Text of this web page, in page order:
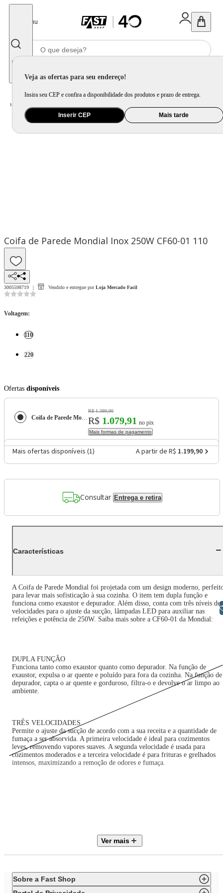
Menu
Veja as ofertas para seu endereço!
Insira seu CEP e confira a disponibilidade dos produtos e prazo de entrega.
Inserir CEP Mais tarde
Home
Coifa de Parede Mondial Inox 250W CF60-01 110
3005598719 Vendido e entregue por Loja Mercado Facil
Voltagem:
110
220
Ofertas disponíveis
Coifa de Parede Mondial Inox 250W CF60-01
R$ 1.389,90
R$ 1.079,91 no pix
Mais formas de pagamento
Mais ofertas disponíveis (1) A partir de R$ 1.199,90
Consultar Entrega e retira
Características
A Coifa de Parede Mondial foi projetada com um design moderno,
para levar mais sofisticação à sua cozinha. O item tem dupla função e
funciona como exaustor e depurador. Além disso, conta com três níveis de
velocidades para o ajuste da sucção, lâmpadas LED para auxiliar nas
refeições e potência de 250W. Saiba mais sobre a CF60-01 da Mondial:
DUPLA FUNÇÃO
Funciona tanto como exaustor quanto como depurador. Na função de
exaustor, expulsa o ar quente e poluído para fora da cozinha. Na função de
depurador, capta o ar quente e gorduroso, filtra-o e devolve o ar limpo ao
ambiente.
TRÊS VELOCIDADES
Permite o ajuste da sucção de acordo com a sua receita e a quantidade de
fumaça a ser absorvida. A primeira velocidade é ideal para cozimentos
leves, removendo vapores suaves. A segunda velocidade é usada para
cozimentos moderados e a terceira velocidade é para frituras e grelhados
intensos, maximizando a remoção de odores e fumaça.
Ver mais
Sobre a Fast Shop
Libras